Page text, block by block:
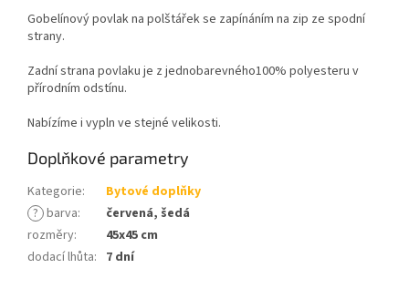
Gobelínový povlak na polštářek se zapínáním na zip ze spodní
strany.
Zadní strana povlaku je z jednobarevného100% polyesteru v
přírodním odstínu.
Nabízíme i vypln ve stejné velikosti.
Doplňkové parametry
Kategorie:
Bytové doplňky
? barva:
červená, šedá
rozměry:
45x45 cm
dodací lhůta: 7 dní